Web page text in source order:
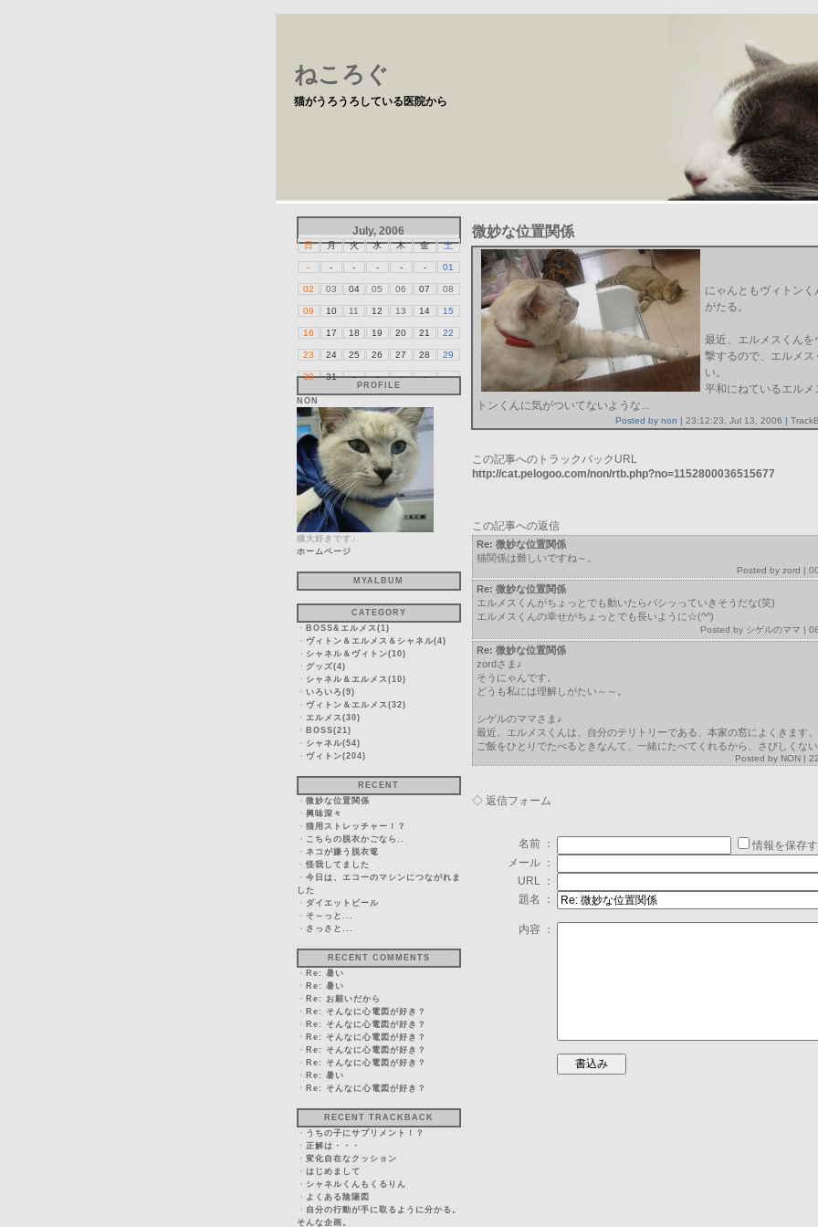
ねころぐ
猫がうろうろしている医院から
July, 2006
日 月 火 水 木 金 土
- - - - - - 01
02 03 04 05 06 07 08
09 10 11 12 13 14 15
16 17 18 19 20 21 22
23 24 25 26 27 28 29
30 31 - - - - -
PROFILE
NON
猫大好きです♪
ホームページ
MYALBUM
CATEGORY
・ BOSS&エルメス(1)
・ ヴィトン＆エルメス＆シャネル(4)
・ シャネル＆ヴィトン(10)
・ グッズ(4)
・ シャネル＆エルメス(10)
・ いろいろ(9)
・ ヴィトン＆エルメス(32)
・ エルメス(30)
・ BOSS(21)
・ シャネル(54)
・ ヴィトン(204)
RECENT
・ 微妙な位置関係
・ 興味深々
・ 猫用ストレッチャー！？
・ こちらの脱衣かごなら..
・ ネコが嫌う脱衣篭
・ 怪我してました
・ 今日は、エコーのマシンにつながれま
した
・ ダイエットビール
・ そ～っと...
・ さっさと...
RECENT COMMENTS
・ Re: 暑い
・ Re: 暑い
・ Re: お願いだから
・ Re: そんなに心電図が好き？
・ Re: そんなに心電図が好き？
・ Re: そんなに心電図が好き？
・ Re: そんなに心電図が好き？
・ Re: そんなに心電図が好き？
・ Re: 暑い
・ Re: そんなに心電図が好き？
RECENT TRACKBACK
・ うちの子にサプリメント！？
・ 正解は・・・
・ 変化自在なクッション
・ はじめまして
・ シャネルくんもくるりん
・ よくある陰陽図
・ 自分の行動が手に取るように分かる。
そんな企画。
微妙な位置関係
にゃんともヴィトン
がたる。
最近、エルメスくん
撃するので、エルメ
い。
平和にねているエル
トンくんに気がついてないような...
Posted by non | 23:12:23, Jul 13, 2006 |
この記事へのトラックバックURL
http://cat.pelogoo.com/non/rtb.php?no=1152800036515677
この記事への返信
Re: 微妙な位置関係
猫関係は難しいですね～。
Posted by zord |
Re: 微妙な位置関係
エルメスくんがちょっとでも動いたらバシッっていきそうだな(笑)
エルメスくんの幸せがちょっとでも長いように☆(^^)
Posted by シゲルのママ |
Re: 微妙な位置関係
zordさま♪
そうにゃんです。
どうも私には理解しがたい～～。
シゲルのママさま♪
最近、エルメスくんは、自分のテリトリーである、本家の窓によくきます。
ご飯をひとりでたべるときなんて、一緒にたべてくれるから、さびしくな
Posted by NON |
◇ 返信フォーム
名前 ：
情報を保存
メール ：
URL ：
題名 ：
内容 ：